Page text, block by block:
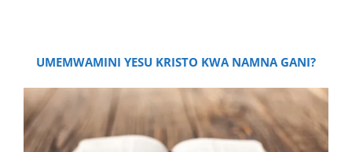
UMEMWAMINI YESU KRISTO KWA NAMNA GANI?